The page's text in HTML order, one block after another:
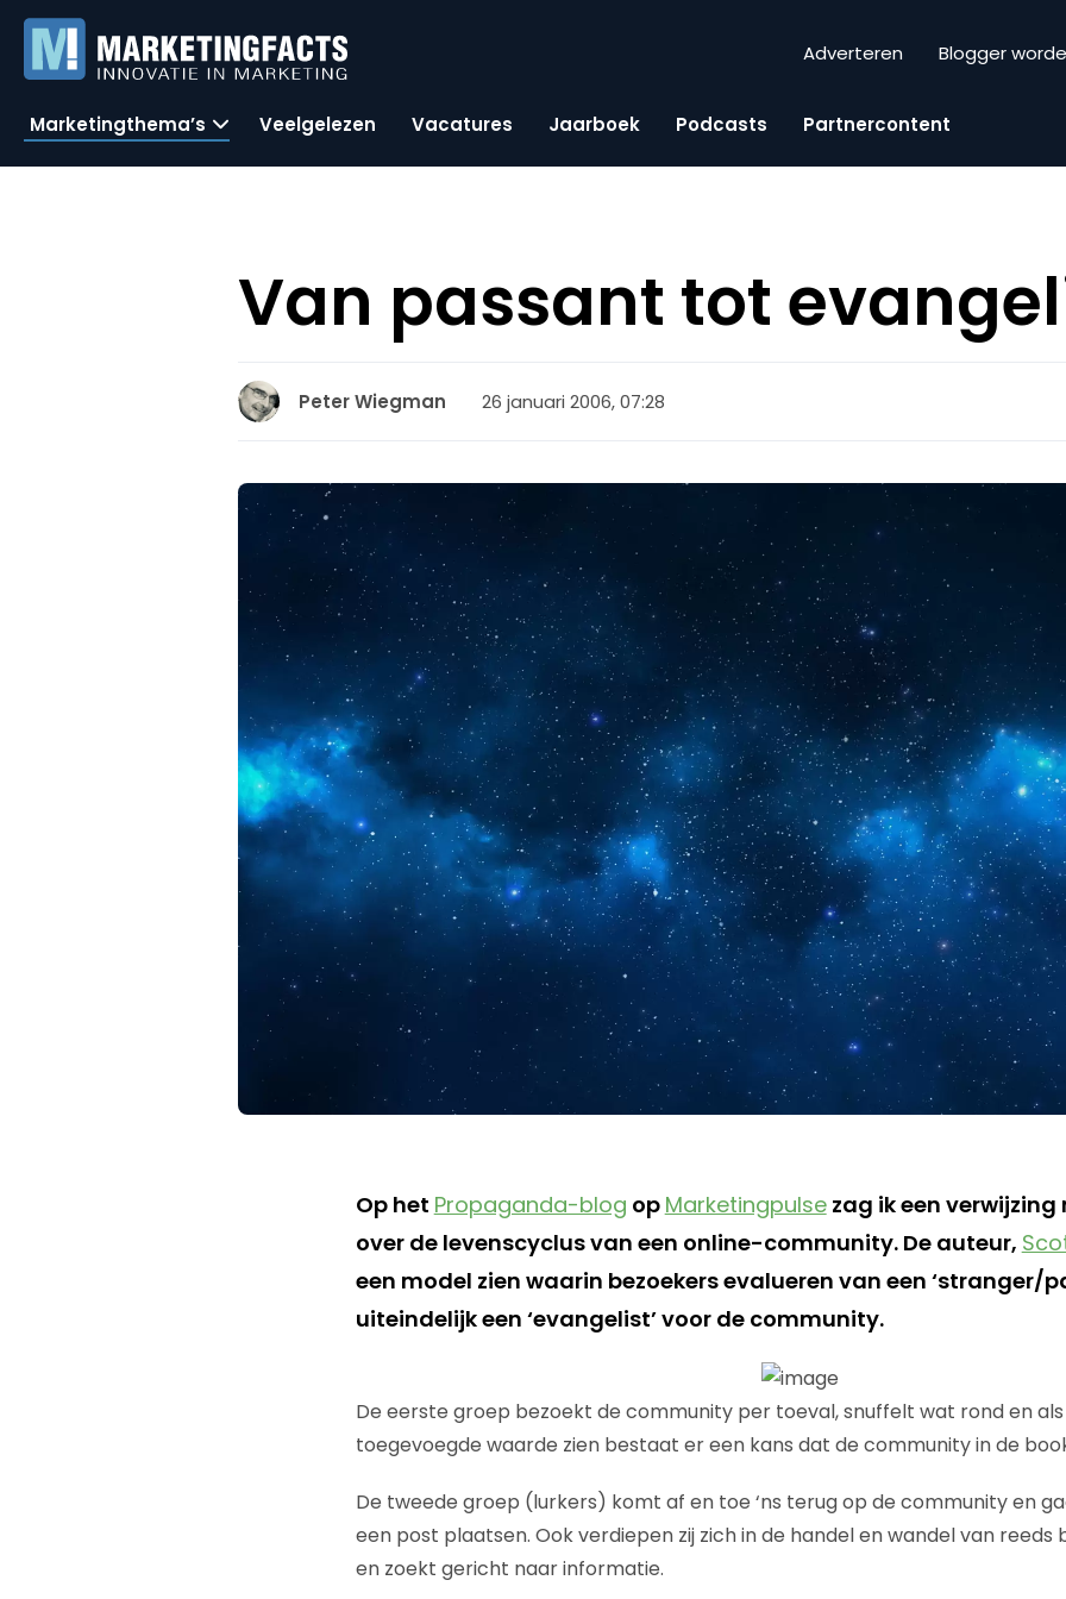
Adverteren Blogger
Marketingthema’s Veelgelezen Vacatures Jaarboek Podcasts Partnercontent
Van passant tot
Peter Wiegman 26 januari 2006, 07:28
Op het Propaganda-blog op Marketingpulsezag ik een verwijzing
over de levenscyclus van een online-community. De auteur,
een model zien waarin bezoekers evalueren van een ‘stranger/
uiteindelijk een ‘evangelist’ voor de community.
De eerste groep bezoekt de community per toeval, snuffelt wat rond en als
toegevoegde waarde zien bestaat er een kans dat de community in de
De tweede groep (lurkers) komt af en toe ‘ns terug op de community en
een post plaatsen. Ook verdiepen zij zich in de handel en wandel van reeds
en zoekt gericht naar informatie.